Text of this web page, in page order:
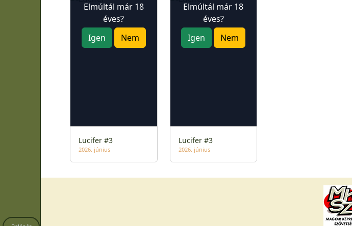
Elmúltál már 18
éves?
Igen
Nem
Lucifer #3
2026. június
Elmúltál már 18
éves?
Igen
Nem
Lucifer #3
2026. június